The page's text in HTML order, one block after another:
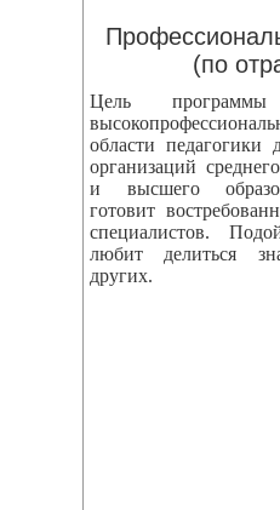
(по
Цель
области педагогики
организаций
и высшего
готовит
специалистов.
любит делиться
других.